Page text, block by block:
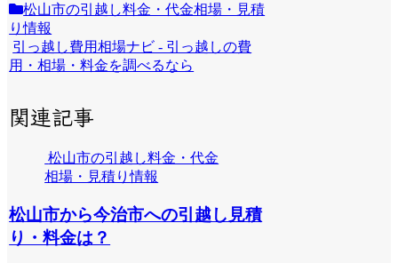
松山市の引越し料金・代金相場・見積
り情報
引っ越し費用相場ナビ - 引っ越しの費
用・相場・料金を調べるなら
関連記事
松山市の引越し料金・代金
相場・見積り情報
松山市から今治市への引越し見積
り・料金は？